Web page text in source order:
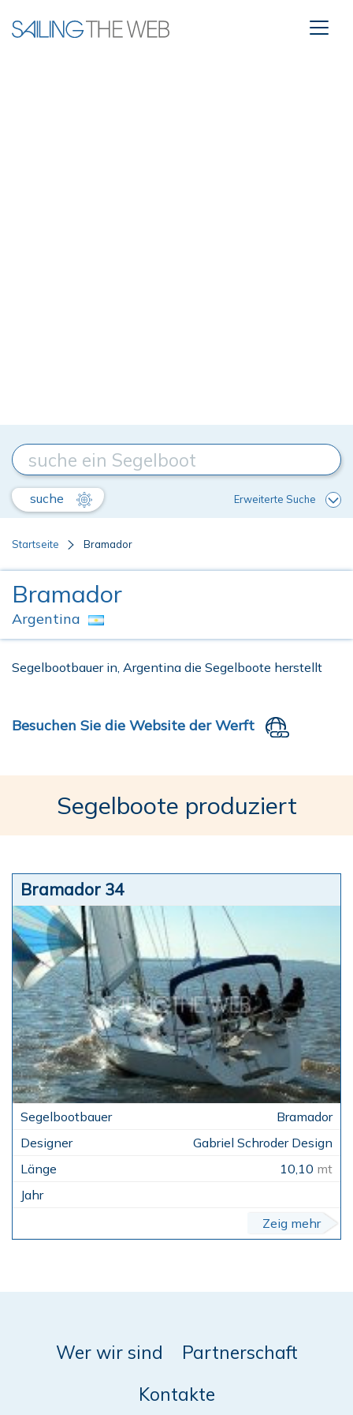
suche Erweiterte Suche
Startseite Bramador
Bramador
Argentina
Segelbootbauer in, Argentina die Segelboote herstellt
Besuchen Sie die Website der Werft
Segelboote produziert
Bramador 34
Bramador
Gabriel Schroder Design
10,10 mt
Zeig mehr
Wer wir sind
Partnerschaft
Kontakte